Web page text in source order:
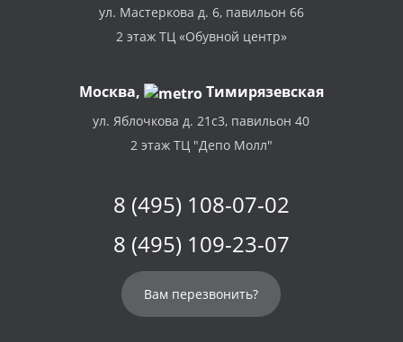
ул. Мастеркова д. 6, павильон 66
2 этаж ТЦ «Обувной центр»
Москва, Тимирязевская
ул. Яблочкова д. 21с3, павильон 40
2 этаж ТЦ "Депо Молл"
8 (495) 108-07-02
8 (495) 109-23-07
Вам перезвонить?